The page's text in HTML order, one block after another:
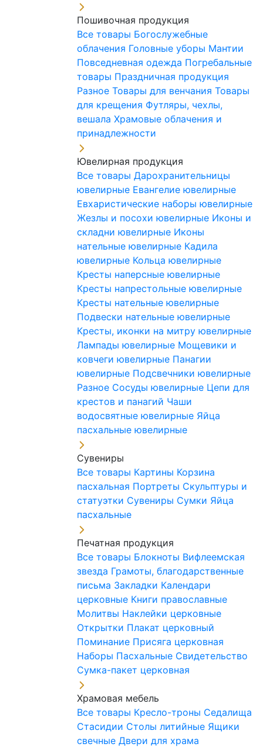
Пошивочная продукция
Все товары Богослужебные
облачения Головные уборы Мантии
Повседневная одежда Погребальные
товары Праздничная продукция
Разное Товары для венчания Товары
для крещения Футляры, чехлы,
вешала Храмовые облачения и
принадлежности
Ювелирная продукция
Все товары Дарохранительницы
ювелирные Евангелие ювелирные
Евхаристические наборы ювелирные
Жезлы и посохи ювелирные Иконы и
складни ювелирные Иконы
нательные ювелирные Кадила
ювелирные Кольца ювелирные
Кресты наперсные ювелирные
Кресты напрестольные ювелирные
Кресты нательные ювелирные
Подвески нательные ювелирные
Кресты, иконки на митру ювелирные
Лампады ювелирные Мощевики и
ковчеги ювелирные Панагии
ювелирные Подсвечники ювелирные
Разное Сосуды ювелирные Цепи для
крестов и панагий Чаши
водосвятные ювелирные Яйца
пасхальные ювелирные
Сувениры
Все товары Картины Корзина
пасхальная Портреты Скульптуры и
статуэтки Сувениры Сумки Яйца
пасхальные
Печатная продукция
Все товары Блокноты Вифлеемская
звезда Грамоты, благодарственные
письма Закладки Календари
церковные Книги православные
Молитвы Наклейки церковные
Открытки Плакат церковный
Поминание Присяга церковная
Наборы Пасхальные Свидетельство
Сумка-пакет церковная
Храмовая мебель
Все товары Кресло-троны Седалища
Стасидии Столы литийные Ящики
свечные Двери для храма